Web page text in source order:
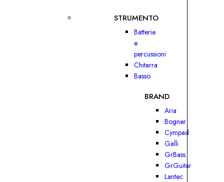
STRUMENTO
Batterie
e
percussioni
Chitarra
Basso
BRAND
Aria
Bogner
Cympad
Galli
GrBass
GrGuitar
Lantec